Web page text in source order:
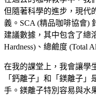
但隨著科學的進步，現代
義。SCA (精品咖啡協會)
建議數據，其中包含了總
Hardness)、總鹼度 (Total
在我的課堂上，我會讓學
「鈣離子」和「鎂離子
手。鎂離子特別容易與水